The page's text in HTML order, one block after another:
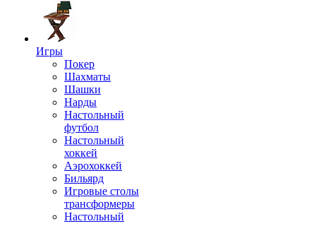
Игры
Покер
Шахматы
Шашки
Нарды
Настольный
футбол
Настольный
хоккей
Аэрохоккей
Бильярд
Игровые столы
трансформеры
Настольный